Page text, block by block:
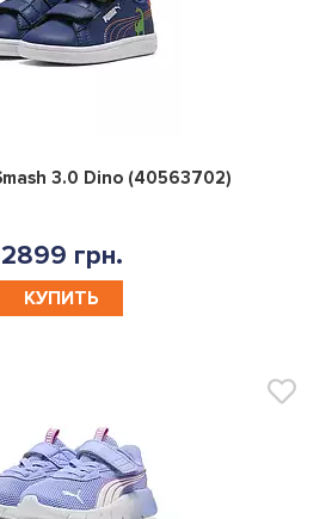
0
3.0 Dino (40563702)
2899 грн.
КУПИТЬ